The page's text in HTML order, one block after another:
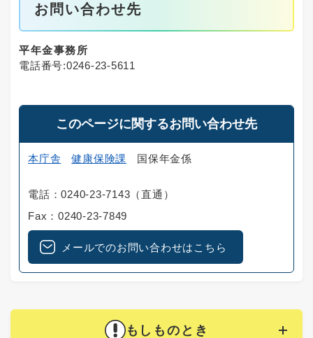
お問い合わせ先
平年金事務所
電話番号:0246-23-5611
このページに関するお問い合わせ先
本庁舎 健康保険課 国保年金係
電話：0240-23-7143（直通）
Fax：0240-23-7849
メールでのお問い合わせはこちら
もしものとき